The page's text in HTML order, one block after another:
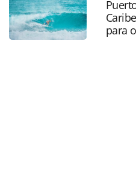
ferramentas oferecidas na
produzido pela PANROTAS
legislação brasileira sobre
para